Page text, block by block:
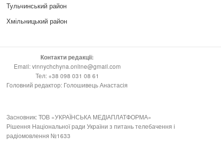
Тульчинський район
Хмільницький район
Контакти редакції:
Email: vinnychchyna.online@gmail.com
Тел: +38 098 031 08 61
Головний редактор: Голошивець Анастасія
Засновник: ТОВ «УКРАЇНСЬКА МЕДІАПЛАТФОРМА»
Рішення Національної ради України з питань телебачення і
радіомовлення №1633